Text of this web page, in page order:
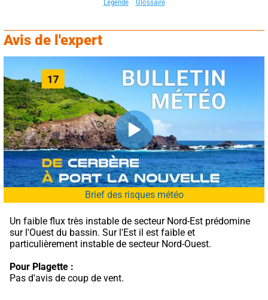
Légende
Glossaire
Avis de l'expert
Brief des risques météo
Un faible flux très instable de secteur Nord-Est prédomine
sur l'Ouest du bassin. Sur l'Est il est faible et
particulièrement instable de secteur Nord-Ouest.
Pour Plagette :
Pas d'avis de coup de vent.